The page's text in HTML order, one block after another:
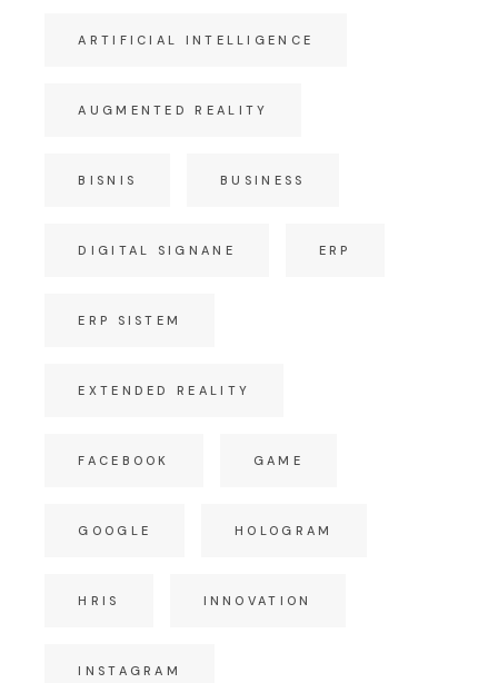
ARTIFICIAL INTELLIGENCE
AUGMENTED REALITY
BISNIS BUSINESS
DIGITAL SIGNANE ERP
ERP SISTEM
EXTENDED REALITY
FACEBOOK GAME
GOOGLE HOLOGRAM
HRIS INNOVATION
INSTAGRAM